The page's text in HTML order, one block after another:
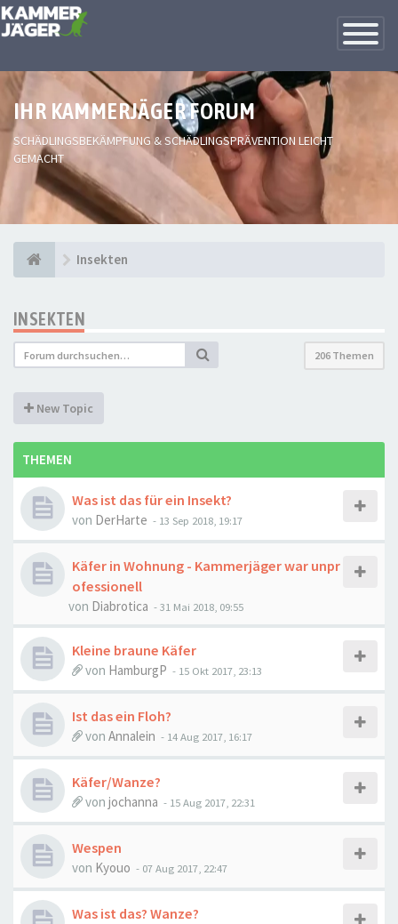
Toggle
IHR KAMMERJÄGER FORUM
SCHÄDLINGSBEKÄMPFUNG & SCHÄDLINGSPRÄVENTION LEICHT
GEMACHT
Insekten
INSEKTEN
206 Themen
New Topic
THEMEN
Was ist das für ein Insekt?
von DerHarte - 13 Sep 2018, 19:17
Käfer in Wohnung - Kammerjäger war unpr
ofessionell
von Diabrotica -31 Mai 2018, 09:55
Kleine braune Käfer
von HamburgP - 15 Okt 2017, 23:13
Ist das ein Floh?
von Annalein - 14 Aug 2017, 16:17
Käfer/Wanze?
von jochanna - 15 Aug 2017, 22:31
Wespen
von Kyouo - 07 Aug 2017, 22:47
Was ist das? Wanze?